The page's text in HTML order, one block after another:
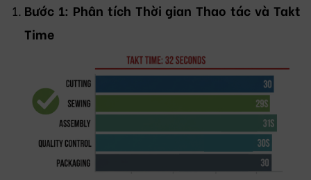
Bước 1: Phân tích Thời gian Thao tác và Takt
Time